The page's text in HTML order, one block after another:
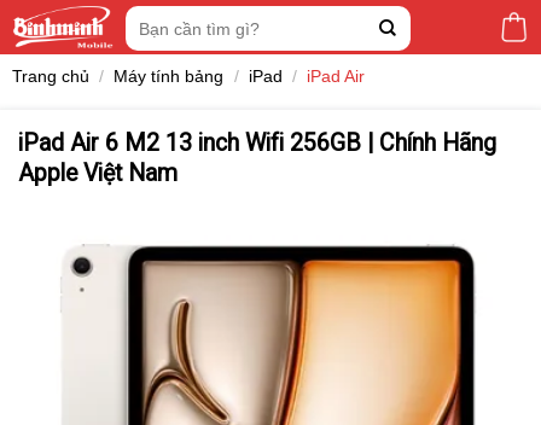
Tìm
kiếm:
Trang chủ / Máy tính bảng / iPad / iPad Air
iPad Air 6 M2 13 inch Wifi 256GB | Chính Hãng
Apple Việt Nam